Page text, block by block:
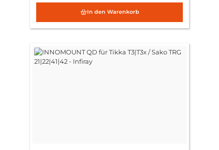
In den Warenkorb